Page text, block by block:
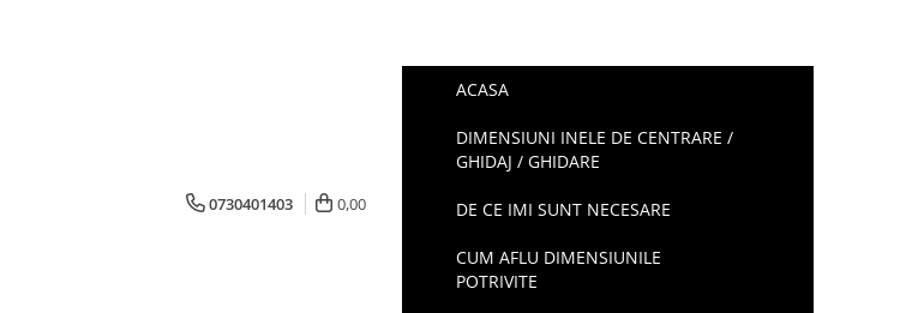
0730401403 0,00
ACASA
DIMENSIUNI INELE DE CENTRARE /
GHIDAJ / GHIDARE
DE CE IMI SUNT NECESARE
CUM AFLU DIMENSIUNILE
POTRIVITE